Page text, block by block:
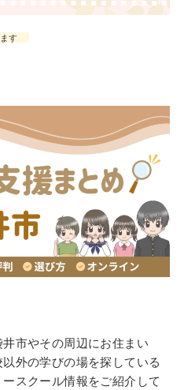
す
市やその周辺にお住まい
外の学びの場を探している
スクール情報をご紹介して